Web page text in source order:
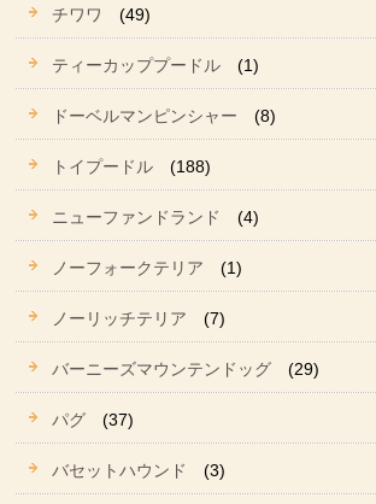
チワワ (49)
ティーカッププードル (1)
ドーベルマンピンシャー (8)
トイプードル (188)
ニューファンドランド (4)
ノーフォークテリア (1)
ノーリッチテリア (7)
バーニーズマウンテンドッグ (29)
パグ (37)
バセットハウンド (3)